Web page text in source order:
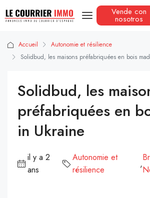
Vende con
nosotros
Accueil
Autonomie et résilience
Solidbud, les maisons préfabriquées en bois
Solidbud, les
préfabriquées en
in Ukraine
il y a 2
ans
Autonomie et
résilience
,